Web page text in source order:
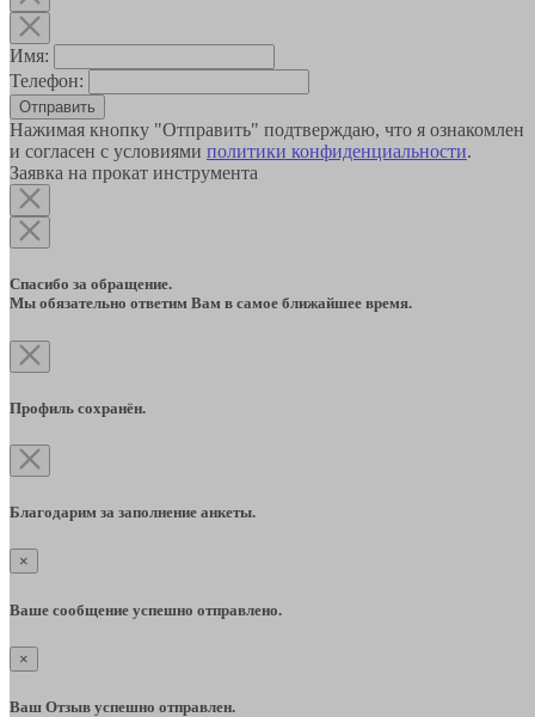
Имя:
Телефон:
Отправить
Нажимая кнопку "Отправить" подтверждаю, что я ознакомлен
и согласен с условиями политики конфиденциальности.
Заявка на прокат инструмента
Спасибо за обращение.
Мы обязательно ответим Вам в самое ближайшее время.
Профиль сохранён.
Благодарим за заполнение анкеты.
×
Ваше сообщение успешно отправлено.
×
Ваш Отзыв успешно отправлен.